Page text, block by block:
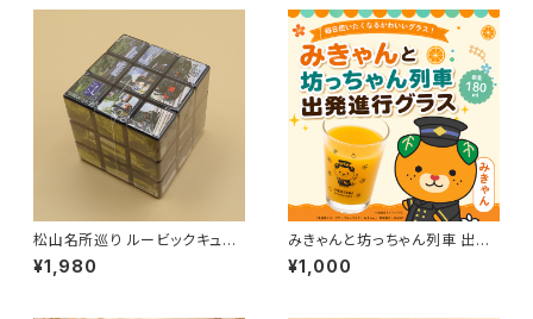
松山名所巡り ルービックキュー
ブ
¥1,980
みきゃんと坊っちゃん列車 出発
進行グラス
¥1,000